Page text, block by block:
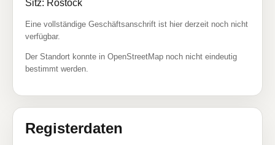
Sitz: Rostock
Eine vollständige Geschäftsanschrift ist hier derzeit noch nicht
verfügbar.
Der Standort konnte in OpenStreetMap noch nicht eindeutig
bestimmt werden.
Registerdaten